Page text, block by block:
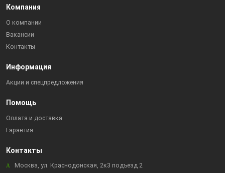
Компания
О компании
Вакансии
Контакты
Информация
Акции и спецпредложения
Помощь
Оплата и доставка
Гарантия
Контакты
Москва, ул. Краснодонская, 2к3 подъезд 2